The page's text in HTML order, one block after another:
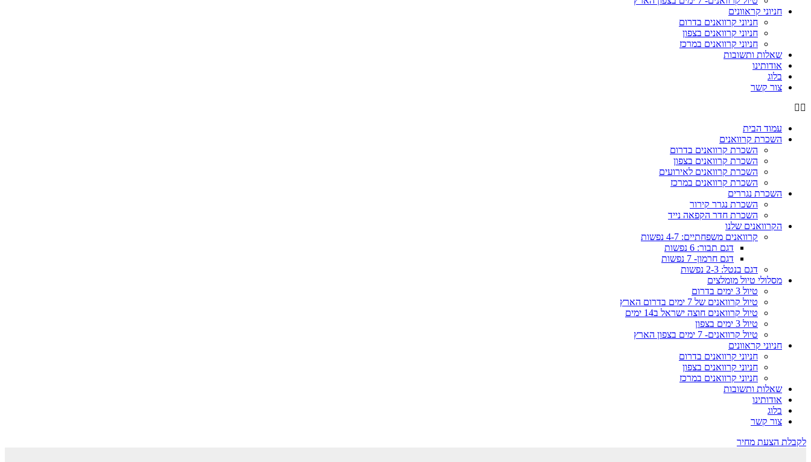
חניוני קראוונים
חניוני קרוואנים בדרום
חניוני קרוואנים בצפון
חניוני קרוואנים במרכז
שאלות ותשובות
אודותינו
בלוג
צור קשר
עמוד הבית
השכרת קרוואנים
השכרת קרוואנים בדרום
השכרת קרוואנים בצפון
השכרת קרוואנים לאירועים
השכרת קרוואנים במרכז
השכרת נגררים
השכרת נגרר קירור
השכרת חדר הקפאה נייד
הקרוואנים שלנו
קרוואנים משפחתיים: 4-7 נפשות
דגם תבור: 6 נפשות
דגם חרמון- 7 נפשות
דגם בנטל: 2-3 נפשות
מסלולי טיול מומלצים
טיול 3 ימים בדרום
טיול קרוואנים של 7 ימים בדרום הארץ
טיול קרוואנים חוצה ישראל ב14 ימים
טיול 3 ימים בצפון
טיול קרוואנים- 7 ימים בצפון הארץ
חניוני קראוונים
חניוני קרוואנים בדרום
חניוני קרוואנים בצפון
חניוני קרוואנים במרכז
שאלות ותשובות
אודותינו
בלוג
צור קשר
לקבלת הצעת מחיר